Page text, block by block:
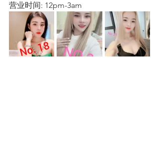
营业时间: 12pm-3am